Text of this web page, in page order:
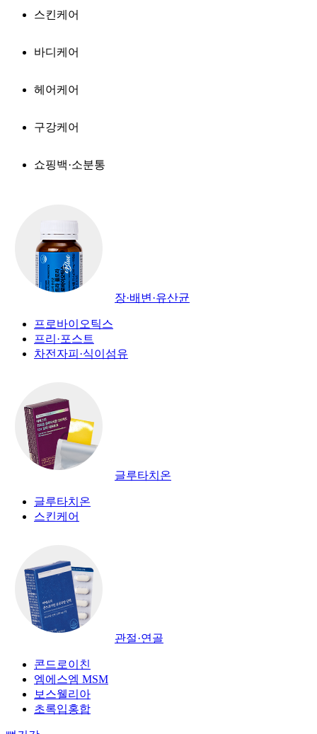
스킨케어
바디케어
헤어케어
구강케어
쇼핑백·소분통
장·배변·유산균
프로바이오틱스
프리·포스트
차전자피·식이섬유
글루타치온
글루타치온
스킨케어
관절·연골
콘드로이친
엠에스엠 MSM
보스웰리아
초록입홍합